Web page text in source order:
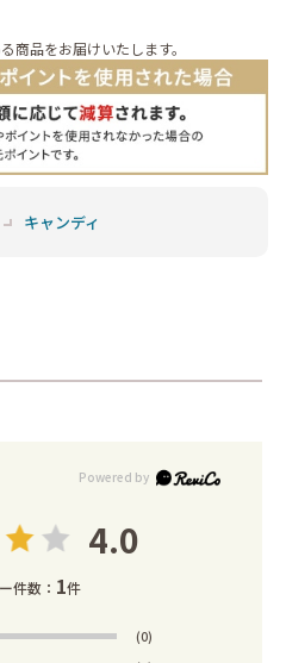
品をお届けいたします。
キャンディ
4.0
件数： 1件
(0)